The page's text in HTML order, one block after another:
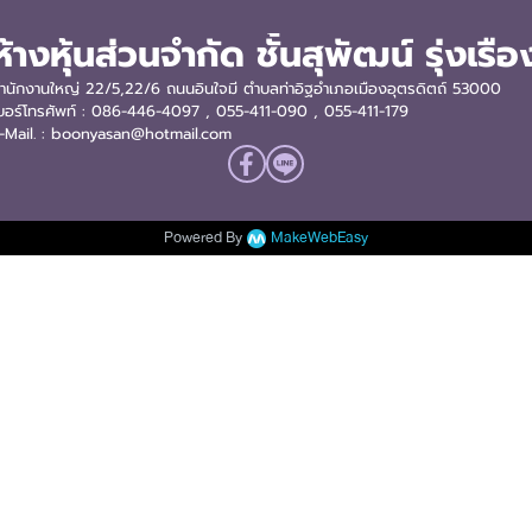
างหุ้นส่วนจำกัด ชั้นสุพัฒน์ รุ่งเรือ
นักงานใหญ่ 22/5,22/6 ถนนอินใจมี ตำบลท่าอิฐอำเภอเมืองอุตรดิตถ์ 53000
อร์โทรศัพท์ : 086-446-4097 , 055-411-090 , 055-411-179
Mail. : boonyasan@hotmail.com
Powered By MakeWebEasy